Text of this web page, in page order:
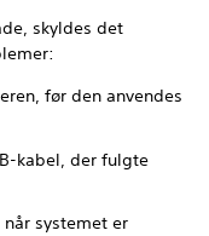
skyldes det
før den anvendes
kabel, der fulgte
systemet er